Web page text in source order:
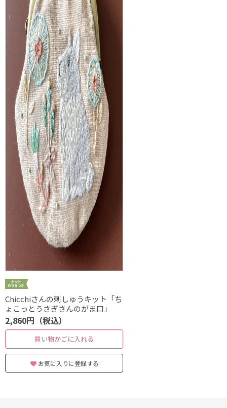
Chicchiさんの刺しゅうキット「ち
ょこっとうさぎさんのがま口」
2,860円（税込）
買い物かごに入れる
お気に入りに登録する